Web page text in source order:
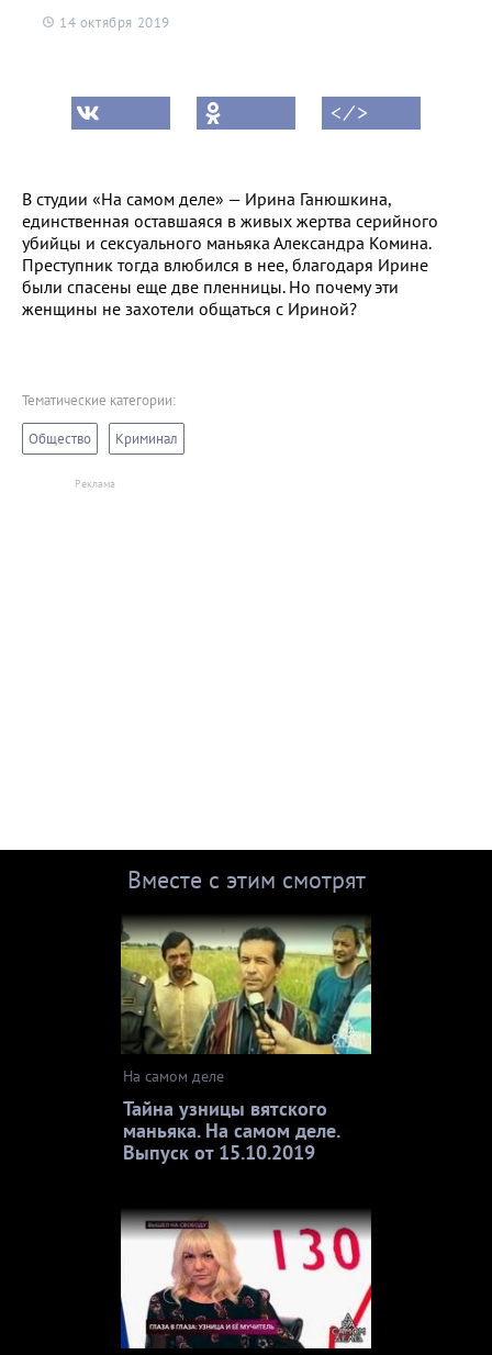
14 октября 2019
< ⁄ >
В студии «На самом деле» — Ирина Ганюшкина,
единственная оставшаяся в живых жертва серийного
убийцы и сексуального маньяка Александра Комина.
Преступник тогда влюбился в нее, благодаря Ирине
были спасены еще две пленницы. Но почему эти
женщины не захотели общаться с Ириной?
Тематические категории:
Общество Криминал
Вместе с этим смотрят
На самом деле
Тайна узницы вятского
маньяка. На самом деле.
Выпуск от 15.10.2019